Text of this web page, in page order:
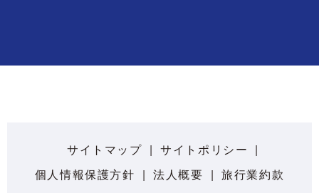
サイトマップ
サイトポリシー
個人情報保護方針
法人概要 旅行業約款